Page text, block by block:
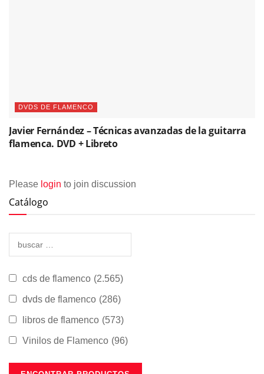
DVDS DE FLAMENCO
Javier Fernández – Técnicas avanzadas de la guitarra
flamenca. DVD + Libreto
Please login to join discussion
Catálogo
cds de flamenco (2.565)
dvds de flamenco (286)
libros de flamenco (573)
Vinilos de Flamenco (96)